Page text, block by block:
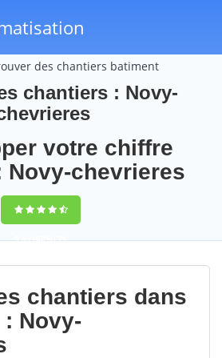
des chantiers batiment
chantiers : Novy-
votre chiffre
Novy-chevrieres
9,5(100%)71
votes
chantiers dans
Novy-